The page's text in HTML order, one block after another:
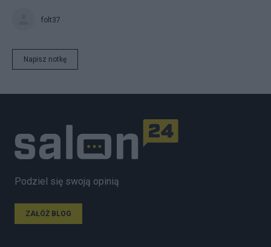
folt37
Napisz notkę
Podziel się swoją opinią
ZAŁÓŻ BLOG